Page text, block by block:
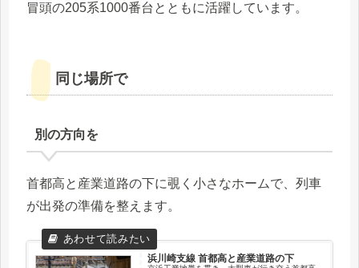
冒頭の205系1000番台とともに活躍しています。
同じ場所で
別の方向を
首都高と産業道路の下に覗く小さなホームで、列車
が出発の準備を整えます。
浜川崎支線 首都高と産業道路の下